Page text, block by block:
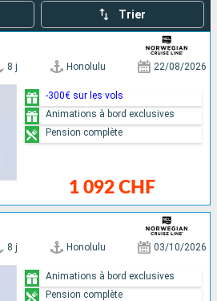
Trier
8 j Honolulu 22/08/2026
1 092 CHF
-300€ sur les vols
Animations à bord exclusives
Pension complète
8 j Honolulu 03/10/2026
Animations à bord exclusives
Pension complète